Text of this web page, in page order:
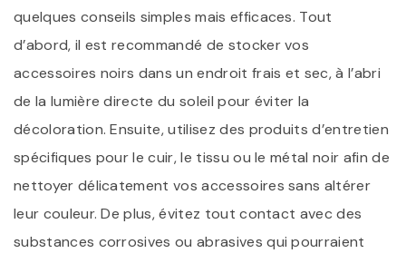
quelques conseils simples mais efficaces. Tout
d’abord, il est recommandé de stocker vos
accessoires noirs dans un endroit frais et sec, à l’abri
de la lumière directe du soleil pour éviter la
décoloration. Ensuite, utilisez des produits d’entretien
spécifiques pour le cuir, le tissu ou le métal noir afin de
nettoyer délicatement vos accessoires sans altérer
leur couleur. De plus, évitez tout contact avec des
substances corrosives ou abrasives qui pourraient